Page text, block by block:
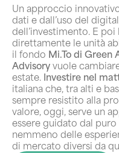
Un approccio
dati e dall’uso del
dell’investimento. E
direttamente le unità
il fondo Mi.To di Green
Advisoryvuole
estate. Investire nel
italiana che, tra alti e
sempre resistito alla
valore, oggi, serve un
essere guidato dal
nemmeno delle
di mercato diversi da